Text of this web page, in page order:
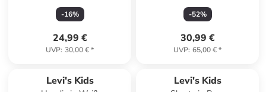
-16%
24,99 €
UVP: 30,00 €*
-52%
30,99 €
UVP: 65,00 €*
Levi's Kids Levi's Kids